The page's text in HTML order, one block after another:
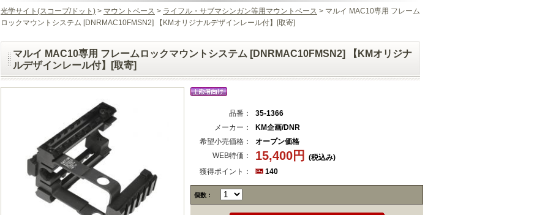
光学サイト(スコープ/ドット) > マウントベース > ライフル・サブマシンガン等用マウントベース > マルイ MAC10専用 フレーム
ロックマウントシステム [DNRMAC10FMSN2] 【KMオリジナルデザインレール付】[取寄]
マルイ MAC10専用 フレームロックマウントシステム [DNRMAC10FMSN2] 【KMオリジナ
ルデザインレール付】[取寄]
品番：
35-1366
メーカー：
KM企画/DNR
希望小売価格：
オープン価格
WEB特価：
15,400円
(税込み)
獲得ポイント：
140
個数：